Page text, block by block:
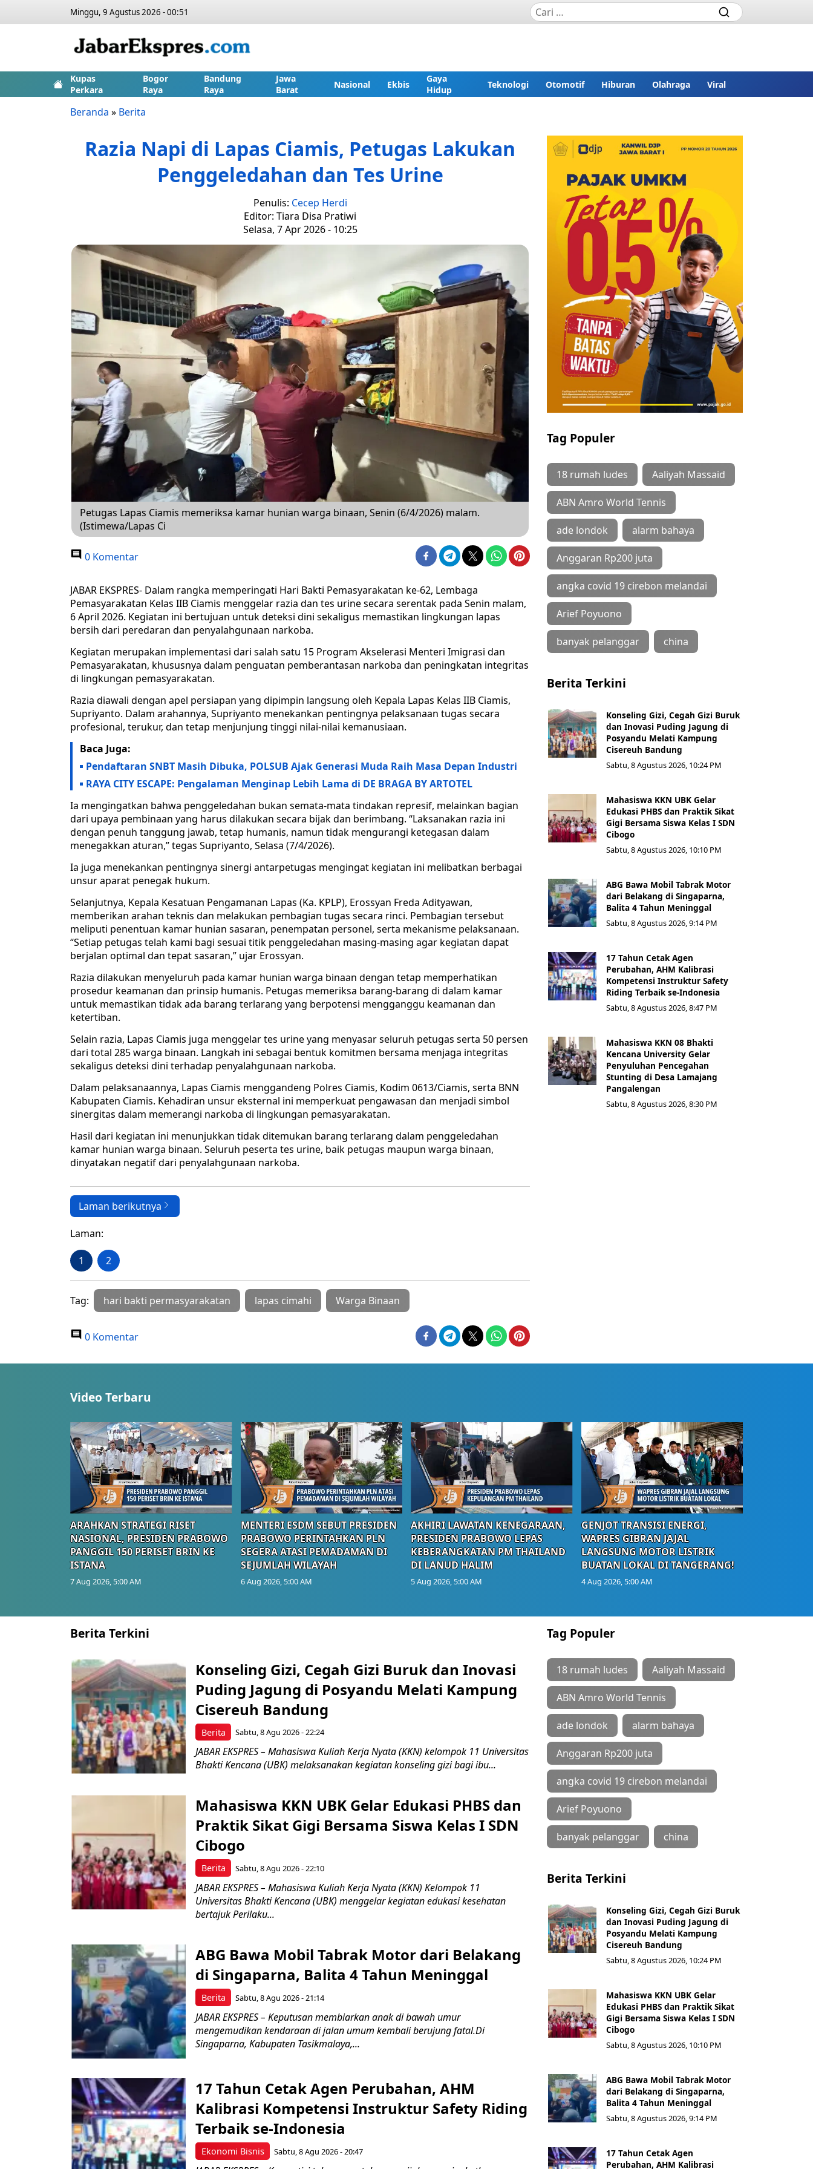
Minggu, 9 Agustus 2026 - 00:51
Kupas
Perkara
Bogor
Raya
Bandung
Raya
Jawa
Barat
Nasional Ekbis
Gaya
Hidup
Teknologi Otomotif Hiburan Olahraga Viral
Beranda » Berita
Razia Napi di Lapas Ciamis, Petugas Lakukan
Penggeledahan dan Tes Urine
Penulis: Cecep Herdi
Editor: Tiara Disa Pratiwi
Selasa, 7 Apr 2026 - 10:25
Petugas Lapas Ciamis memeriksa kamar hunian warga binaan, Senin (6/4/2026) malam.
(Istimewa/Lapas Ci
0 Komentar
JABAR EKSPRES- Dalam rangka memperingati Hari Bakti Pemasyarakatan ke-62, Lembaga
Pemasyarakatan Kelas IIB Ciamis menggelar razia dan tes urine secara serentak pada Senin malam,
6 April 2026. Kegiatan ini bertujuan untuk deteksi dini sekaligus memastikan lingkungan lapas
bersih dari peredaran dan penyalahgunaan narkoba.
Kegiatan merupakan implementasi dari salah satu 15 Program Akselerasi Menteri Imigrasi dan
Pemasyarakatan, khususnya dalam penguatan pemberantasan narkoba dan peningkatan integritas
di lingkungan pemasyarakatan.
Razia diawali dengan apel persiapan yang dipimpin langsung oleh Kepala Lapas Kelas IIB Ciamis,
Supriyanto. Dalam arahannya, Supriyanto menekankan pentingnya pelaksanaan tugas secara
profesional, terukur, dan tetap menjunjung tinggi nilai-nilai kemanusiaan.
Baca Juga:
Pendaftaran SNBT Masih Dibuka, POLSUB Ajak Generasi Muda Raih Masa Depan Industri
RAYA CITY ESCAPE: Pengalaman Menginap Lebih Lama di DE BRAGA BY ARTOTEL
Ia mengingatkan bahwa penggeledahan bukan semata-mata tindakan represif, melainkan bagian
dari upaya pembinaan yang harus dilakukan secara bijak dan berimbang. “Laksanakan razia ini
dengan penuh tanggung jawab, tetap humanis, namun tidak mengurangi ketegasan dalam
menegakkan aturan,” tegas Supriyanto, Selasa (7/4/2026).
Ia juga menekankan pentingnya sinergi antarpetugas mengingat kegiatan ini melibatkan berbagai
unsur aparat penegak hukum.
Selanjutnya, Kepala Kesatuan Pengamanan Lapas (Ka. KPLP), Erossyan Freda Adityawan,
memberikan arahan teknis dan melakukan pembagian tugas secara rinci. Pembagian tersebut
meliputi penentuan kamar hunian sasaran, penempatan personel, serta mekanisme pelaksanaan.
“Setiap petugas telah kami bagi sesuai titik penggeledahan masing-masing agar kegiatan dapat
berjalan optimal dan tepat sasaran,” ujar Erossyan.
Razia dilakukan menyeluruh pada kamar hunian warga binaan dengan tetap memperhatikan
prosedur keamanan dan prinsip humanis. Petugas memeriksa barang-barang di dalam kamar
untuk memastikan tidak ada barang terlarang yang berpotensi mengganggu keamanan dan
ketertiban.
Selain razia, Lapas Ciamis juga menggelar tes urine yang menyasar seluruh petugas serta 50 persen
dari total 285 warga binaan. Langkah ini sebagai bentuk komitmen bersama menjaga integritas
sekaligus deteksi dini terhadap penyalahgunaan narkoba.
Dalam pelaksanaannya, Lapas Ciamis menggandeng Polres Ciamis, Kodim 0613/Ciamis, serta BNN
Kabupaten Ciamis. Kehadiran unsur eksternal ini memperkuat pengawasan dan menjadi simbol
sinergitas dalam memerangi narkoba di lingkungan pemasyarakatan.
Hasil dari kegiatan ini menunjukkan tidak ditemukan barang terlarang dalam penggeledahan
kamar hunian warga binaan. Seluruh peserta tes urine, baik petugas maupun warga binaan,
dinyatakan negatif dari penyalahgunaan narkoba.
Laman berikutnya
Laman:
1 2
Tag: hari bakti permasyarakatan lapas cimahi Warga Binaan
0 Komentar
Tag Populer
18 rumah ludes Aaliyah Massaid
ABN Amro World Tennis
ade londok alarm bahaya
Anggaran Rp200 juta
angka covid 19 cirebon melandai
Arief Poyuono
banyak pelanggar china
Berita Terkini
Konseling Gizi, Cegah Gizi Buruk
dan Inovasi Puding Jagung di
Posyandu Melati Kampung
Cisereuh Bandung
Sabtu, 8 Agustus 2026, 10:24 PM
Mahasiswa KKN UBK Gelar
Edukasi PHBS dan Praktik Sikat
Gigi Bersama Siswa Kelas I SDN
Cibogo
Sabtu, 8 Agustus 2026, 10:10 PM
ABG Bawa Mobil Tabrak Motor
dari Belakang di Singaparna,
Balita 4 Tahun Meninggal
Sabtu, 8 Agustus 2026, 9:14 PM
17 Tahun Cetak Agen
Perubahan, AHM Kalibrasi
Kompetensi Instruktur Safety
Riding Terbaik se-Indonesia
Sabtu, 8 Agustus 2026, 8:47 PM
Mahasiswa KKN 08 Bhakti
Kencana University Gelar
Penyuluhan Pencegahan
Stunting di Desa Lamajang
Pangalengan
Sabtu, 8 Agustus 2026, 8:30 PM
Video Terbaru
ARAHKAN STRATEGI RISET
NASIONAL, PRESIDEN PRABOWO
PANGGIL 150 PERISET BRIN KE
ISTANA
7 Aug 2026, 5:00 AM
MENTERI ESDM SEBUT PRESIDEN
PRABOWO PERINTAHKAN PLN
SEGERA ATASI PEMADAMAN DI
SEJUMLAH WILAYAH
6 Aug 2026, 5:00 AM
AKHIRI LAWATAN KENEGARAAN,
PRESIDEN PRABOWO LEPAS
KEBERANGKATAN PM THAILAND
DI LANUD HALIM
5 Aug 2026, 5:00 AM
GENJOT TRANSISI ENERGI,
WAPRES GIBRAN JAJAL
LANGSUNG MOTOR LISTRIK
BUATAN LOKAL DI TANGERANG!
4 Aug 2026, 5:00 AM
Berita Terkini
Berita
Konseling Gizi, Cegah Gizi Buruk dan Inovasi
Puding Jagung di Posyandu Melati Kampung
Cisereuh Bandung
Sabtu, 8 Agu 2026 - 22:24
JABAR EKSPRES – Mahasiswa Kuliah Kerja Nyata (KKN) kelompok 11 Universitas
Bhakti Kencana (UBK) melaksanakan kegiatan konseling gizi bagi ibu...
Berita
Mahasiswa KKN UBK Gelar Edukasi PHBS dan
Praktik Sikat Gigi Bersama Siswa Kelas I SDN
Cibogo
Sabtu, 8 Agu 2026 - 22:10
JABAR EKSPRES – Mahasiswa Kuliah Kerja Nyata (KKN) Kelompok 11
Universitas Bhakti Kencana (UBK) menggelar kegiatan edukasi kesehatan
bertajuk Perilaku...
Berita
ABG Bawa Mobil Tabrak Motor dari Belakang
di Singaparna, Balita 4 Tahun Meninggal
Sabtu, 8 Agu 2026 - 21:14
JABAR EKSPRES – Keputusan membiarkan anak di bawah umur
mengemudikan kendaraan di jalan umum kembali berujung fatal.Di
Singaparna, Kabupaten Tasikmalaya,...
Ekonomi Bisnis
17 Tahun Cetak Agen Perubahan, AHM
Kalibrasi Kompetensi Instruktur Safety Riding
Terbaik se-Indonesia
Sabtu, 8 Agu 2026 - 20:47
Tag Populer
18 rumah ludes Aaliyah Massaid
ABN Amro World Tennis
ade londok alarm bahaya
Anggaran Rp200 juta
angka covid 19 cirebon melandai
Arief Poyuono
banyak pelanggar china
Berita Terkini
Konseling Gizi, Cegah Gizi Buruk
dan Inovasi Puding Jagung di
Posyandu Melati Kampung
Cisereuh Bandung
Sabtu, 8 Agustus 2026, 10:24 PM
Mahasiswa KKN UBK Gelar
Edukasi PHBS dan Praktik Sikat
Gigi Bersama Siswa Kelas I SDN
Cibogo
Sabtu, 8 Agustus 2026, 10:10 PM
ABG Bawa Mobil Tabrak Motor
dari Belakang di Singaparna,
Balita 4 Tahun Meninggal
Sabtu, 8 Agustus 2026, 9:14 PM
17 Tahun Cetak Agen
Perubahan, AHM Kalibrasi